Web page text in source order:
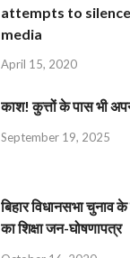
attempts to
media
April 15, 2020
काश! कुत्तों के पास भी
September 19, 2025
बिहार विधानसभा चुनाव
का शिक्षा जन-घोषणापत्र